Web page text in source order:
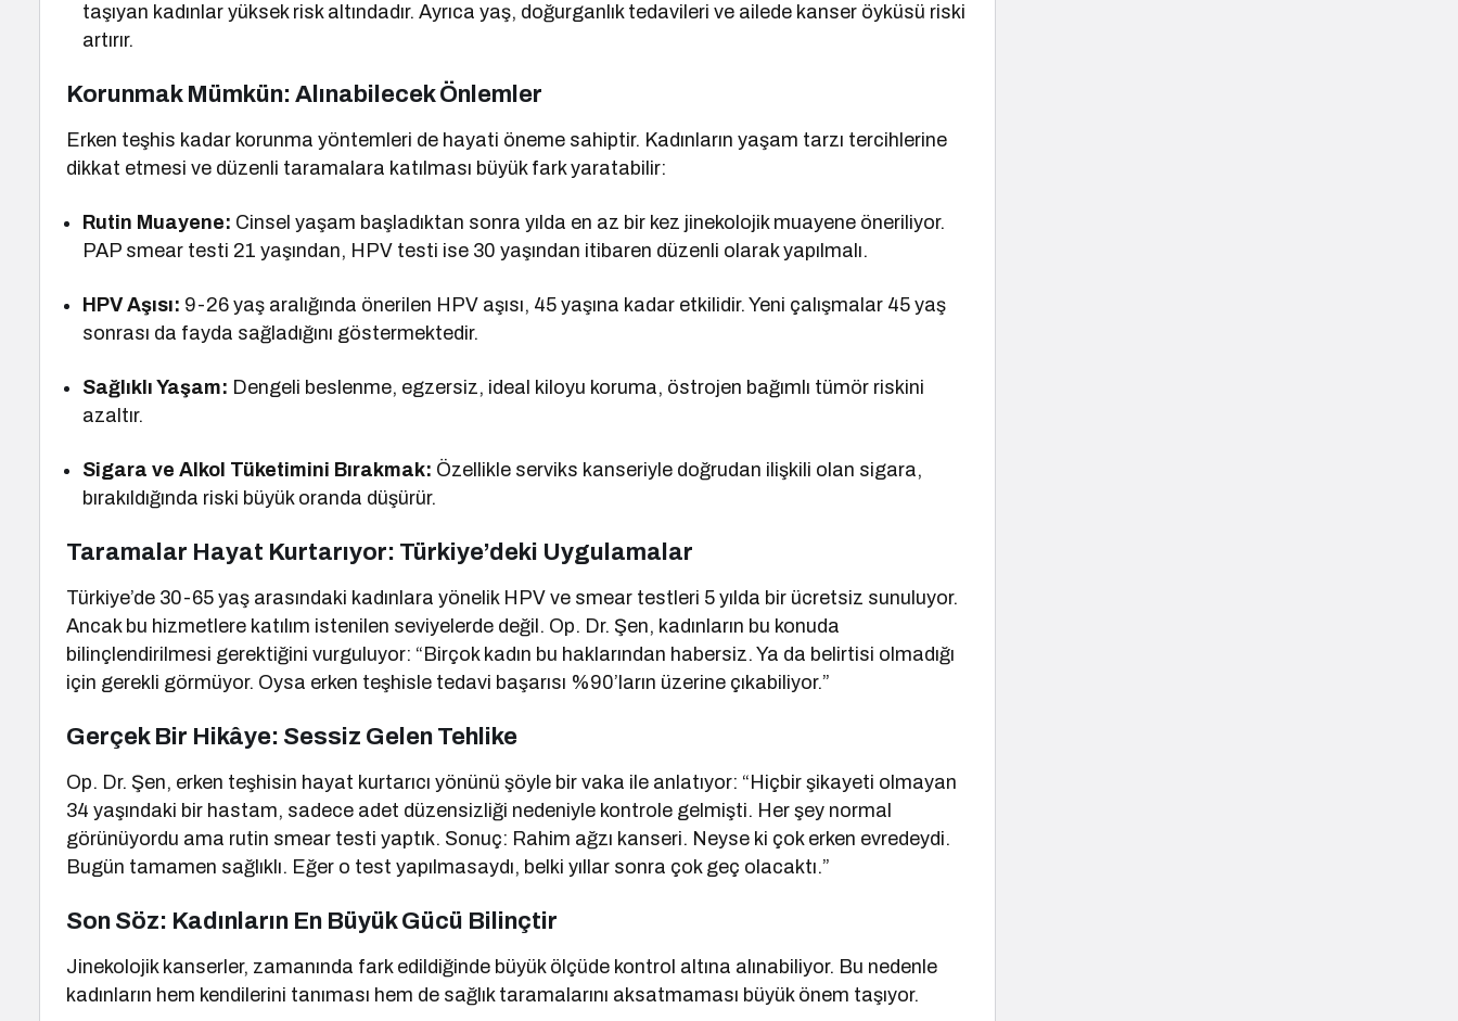
taşıyan kadınlar yüksek risk altındadır. Ayrıca yaş, doğurganlık tedavileri ve ailede kanser öyküsü riski
artırır.
Korunmak Mümkün: Alınabilecek Önlemler
Erken teşhis kadar korunma yöntemleri de hayati öneme sahiptir. Kadınların yaşam tarzı tercihlerine
dikkat etmesi ve düzenli taramalara katılması büyük fark yaratabilir:
Rutin Muayene: Cinsel yaşam başladıktan sonra yılda en az bir kez jinekolojik muayene öneriliyor.
PAP smear testi 21 yaşından, HPV testi ise 30 yaşından itibaren düzenli olarak yapılmalı.
HPV Aşısı: 9-26 yaş aralığında önerilen HPV aşısı, 45 yaşına kadar etkilidir. Yeni çalışmalar 45 yaş
sonrası da fayda sağladığını göstermektedir.
Sağlıklı Yaşam: Dengeli beslenme, egzersiz, ideal kiloyu koruma, östrojen bağımlı tümör riskini
azaltır.
Sigara ve Alkol Tüketimini Bırakmak: Özellikle serviks kanseriyle doğrudan ilişkili olan sigara,
bırakıldığında riski büyük oranda düşürür.
Taramalar Hayat Kurtarıyor: Türkiye’deki Uygulamalar
Türkiye’de 30-65 yaş arasındaki kadınlara yönelik HPV ve smear testleri 5 yılda bir ücretsiz sunuluyor.
Ancak bu hizmetlere katılım istenilen seviyelerde değil. Op. Dr. Şen, kadınların bu konuda
bilinçlendirilmesi gerektiğini vurguluyor: “Birçok kadın bu haklarından habersiz. Ya da belirtisi olmadığı
için gerekli görmüyor. Oysa erken teşhisle tedavi başarısı %90’ların üzerine çıkabiliyor.”
Gerçek Bir Hikâye: Sessiz Gelen Tehlike
Op. Dr. Şen, erken teşhisin hayat kurtarıcı yönünü şöyle bir vaka ile anlatıyor: “Hiçbir şikayeti olmayan
34 yaşındaki bir hastam, sadece adet düzensizliği nedeniyle kontrole gelmişti. Her şey normal
görünüyordu ama rutin smear testi yaptık. Sonuç: Rahim ağzı kanseri. Neyse ki çok erken evredeydi.
Bugün tamamen sağlıklı. Eğer o test yapılmasaydı, belki yıllar sonra çok geç olacaktı.”
Son Söz: Kadınların En Büyük Gücü Bilinçtir
Jinekolojik kanserler, zamanında fark edildiğinde büyük ölçüde kontrol altına alınabiliyor. Bu nedenle
kadınların hem kendilerini tanıması hem de sağlık taramalarını aksatmaması büyük önem taşıyor.